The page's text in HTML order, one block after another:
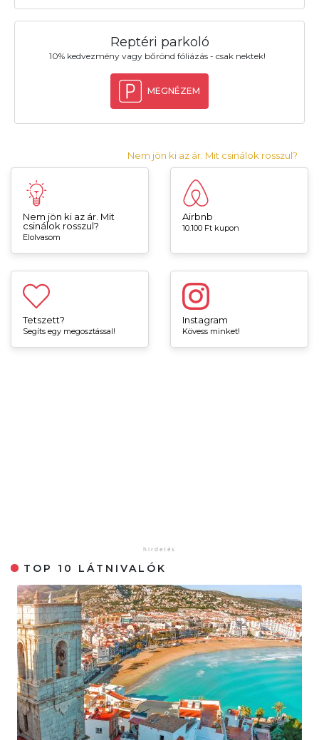
Reptéri parkoló
10% kedvezmény vagy bőrönd fóliázás - csak nektek!
MEGNÉZEM
Nem jön ki az ár. Mit csinálok rosszul?
Nem jön ki az ár. Mit
csinálok rosszul?
Elolvasom
Airbnb
10.100 Ft kupon
Tetszett?
Segíts egy megosztással!
Instagram
Kövess minket!
TOP 10 LÁTNIVALÓK